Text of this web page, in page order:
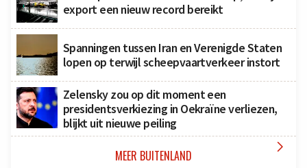
export een nieuw record bereikt
Spanningen tussen Iran en Verenigde Staten
lopen op terwijl scheepvaartverkeer instort
Zelensky zou op dit moment een
presidentsverkiezing in Oekraïne verliezen,
blijkt uit nieuwe peiling
MEER BUITENLAND 